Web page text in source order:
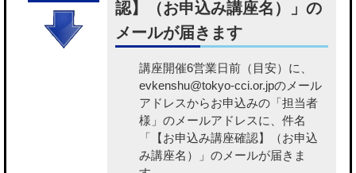
認】（お申込み講座名）」の
メールが届きます
講座開催6営業日前（目安）に、
evkenshu@tokyo-cci.or.jpのメール
アドレスからお申込みの「担当者
様」のメールアドレスに、件名
「【お申込み講座確認】（お申込
み講座名）」のメールが届きま